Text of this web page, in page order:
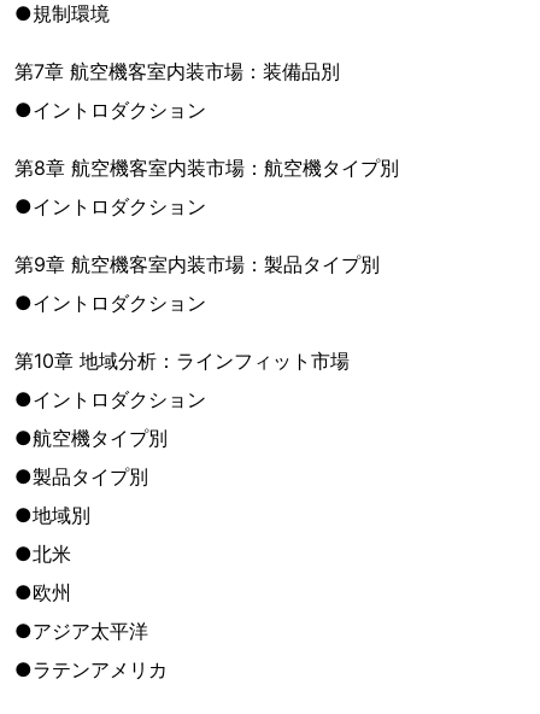
●規制環境
第7章 航空機客室内装市場：装備品別
●イントロダクション
第8章 航空機客室内装市場：航空機タイプ別
●イントロダクション
第9章 航空機客室内装市場：製品タイプ別
●イントロダクション
第10章 地域分析：ラインフィット市場
●イントロダクション
●航空機タイプ別
●製品タイプ別
●地域別
●北米
●欧州
●アジア太平洋
●ラテンアメリカ